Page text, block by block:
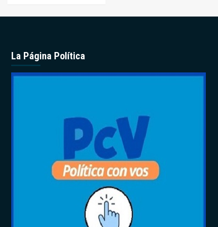
La Página Política